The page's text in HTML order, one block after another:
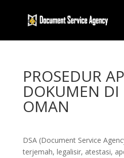
PROSEDUR
DOKUMEN DI
OMAN
DSA (Document Service
terjemah, legalisir, atestasi,